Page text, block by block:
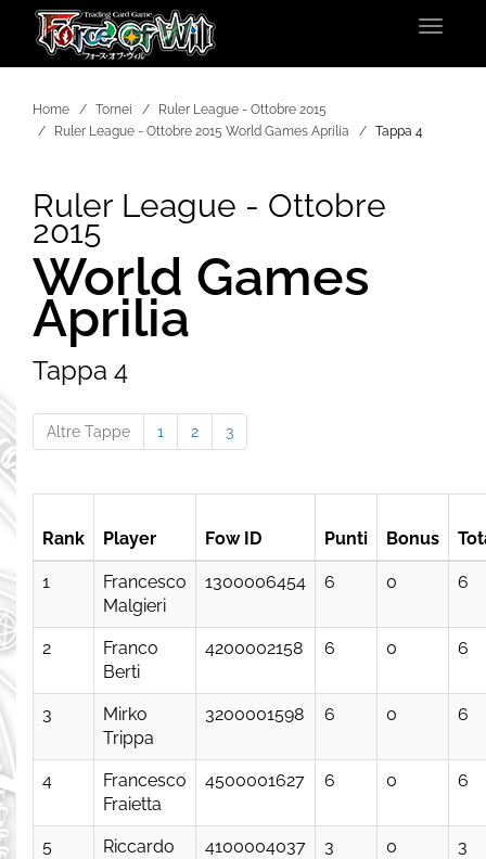
Toggle
Home Tornei
Ruler League - Ottobre 2015
Ruler League - Ottobre 2015 World Games Aprilia
Tappa 4
Ruler League - Ottobre
2015
World Games
Aprilia
Tappa 4
Altre Tappe 1 2 3
Rank Player Fow ID Punti Bonus
1
Francesco
Malgieri
1300006454 6 0 6
2
Franco
Berti
4200002158 6 0 6
3
Mirko
Trippa
3200001598 6 0 6
4
Francesco
Fraietta
4500001627 6 0 6
5
Riccardo
4100004037 3 0 3